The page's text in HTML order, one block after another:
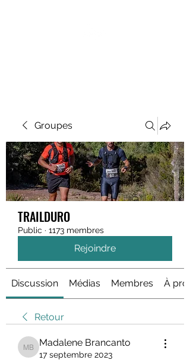
Groupes
TRAILDURO
Public · 1173 membres
Rejoindre
Discussion Médias Membres À
Retour
Madalene Brancanto
Madalene Brancanto
17 septembre 2023